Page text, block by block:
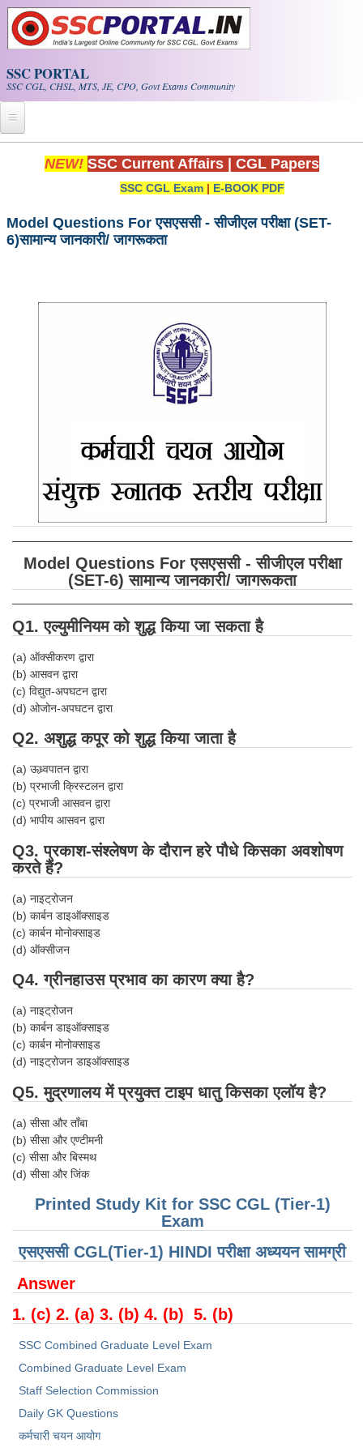
Skip to main content
SSC PORTAL
SSC CGL, CHSL, MTS, JE, CPO, Govt Exams Community
Home
Exam Calendar
SSC CGL Tier-1 PDF NOTES
SSC CGL (Tier-1) हिन्दी PDF Notes
SSC CGL Tier-2 Notes
SSC Junior Engineer Notes
EBOOKS
SSC CGL PDF Ebooks
SSC CGL TIER-1
Tier-1 PAPERS
Tier-1 Syllabus
Tier-1 Answer Keys
SSC CGL TIER-2
TIER-2 Syllabus
SSC CGL PAPERS
Study Kit for CGL Tier-1
CGL Trend Analysis
CGL Exam Downloads
SSC CGL FREE EBOOK
CHSL
CHSL Question Papers
CHSL Sample Paper
CHSL Study Notes
EXAMS
Stenographers Grade 'C&D'
SSC Constable (GD)
SSC Junior Engineers (J.E.)
NEW! SSC Current Affairs CGL Papers
SSC CGL Exam | E-BOOK PDF
Model Questions For एसएससी - सीजीएल परीक्षा (SET-
6)सामान्य जानकारी/ जागरूकता
Model Questions For एसएससी - सीजीएल परीक्षा
(SET-6) सामान्य जानकारी/ जागरूकता
Q1. एल्युमीनियम को शुद्ध किया जा सकता है
(a) ऑक्सीकरण द्वारा
(b) आसवन द्वारा
(c) विद्युत-अपघटन द्वारा
(d) ओजोन-अपघटन द्वारा
Q2. अशुद्ध कपूर को शुद्ध किया जाता है
(a) ऊध्र्वपातन द्वारा
(b) प्रभाजी क्रिस्टलन द्वारा
(c) प्रभाजी आसवन द्वारा
(d) भापीय आसवन द्वारा
Q3. प्रकाश-संश्लेषण के दौरान हरे पौधे किसका अवशोषण
करते हैं?
(a) नाइट्रोजन
(b) कार्बन डाइऑक्साइड
(c) कार्बन मोनोक्साइड
(d) ऑक्सीजन
Q4. ग्रीनहाउस प्रभाव का कारण क्या है?
(a) नाइट्रोजन
(b) कार्बन डाइऑक्साइड
(c) कार्बन मोनोक्साइड
(d) नाइट्रोजन डाइऑक्साइड
Q5. मुद्रणालय में प्रयुक्त टाइप धातु किसका एलॉय है?
(a) सीसा और ताँबा
(b) सीसा और एण्टीमनी
(c) सीसा और बिस्मथ
(d) सीसा और जिंक
Printed Study Kit for SSC CGL (Tier-1)
Exam
एसएससी CGL(Tier-1) HINDI परीक्षा ​​अध्ययन सामग्री
Answer
1. (c) 2. (a) 3. (b) 4. (b) 5. (b)
SSC Combined Graduate Level Exam
Combined Graduate Level Exam
Staff Selection Commission
Daily GK Questions
कर्मचारी चयन आयोग